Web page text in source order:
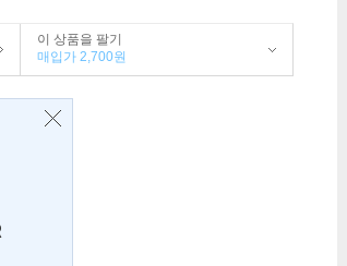
이 상품을 팔기
매입가 2,700원